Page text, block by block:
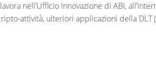
nell’Ufficio Innovazione di ABI,
attività, ulteriori applicazioni della